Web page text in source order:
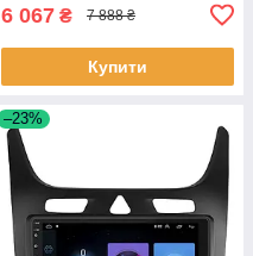
6 067 ₴ 7 888 ₴
Купити
–23%